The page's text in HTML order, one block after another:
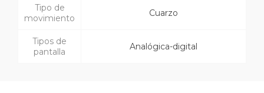
Tipo de
movimiento
Cuarzo
Tipos de
pantalla
Analógica-digital